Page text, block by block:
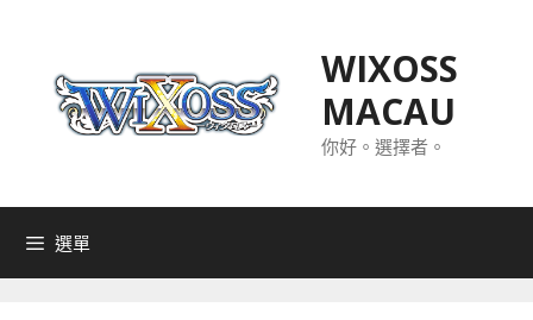
WIXOSS
MACAU
你好。選擇者。
選單